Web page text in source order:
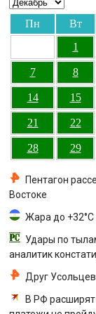
Пн Вт
1
7 8
14 15
21 22
28 29
Пентагон
Востоке
Жара до
Удары по
аналитик
Друг
В РФ расширят